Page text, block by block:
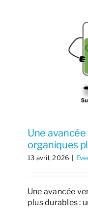
Une
organiques
13 avril, 2026
Une avancée
plus durables :